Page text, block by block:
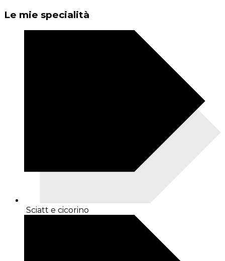
Le mie specialità
Sciatt e cicorino